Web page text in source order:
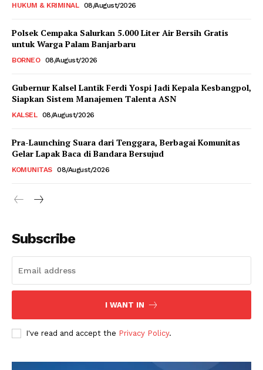
HUKUM & KRIMINAL 08/August/2026
Polsek Cempaka Salurkan 5.000 Liter Air Bersih Gratis
untuk Warga Palam Banjarbaru
BORNEO 08/August/2026
Gubernur Kalsel Lantik Ferdi Yospi Jadi Kepala Kesbangpol,
Siapkan Sistem Manajemen Talenta ASN
KALSEL 08/August/2026
Pra-Launching Suara dari Tenggara, Berbagai Komunitas
Gelar Lapak Baca di Bandara Bersujud
KOMUNITAS 08/August/2026
Subscribe
I WANT IN
I've read and accept the Privacy Policy.